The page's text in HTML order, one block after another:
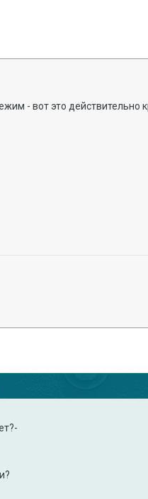
- вот это действительно